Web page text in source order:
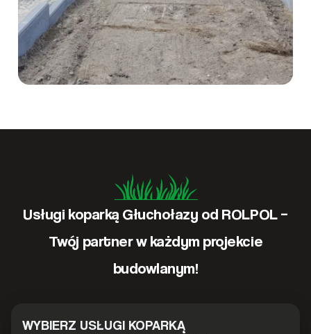
Usługi koparką Głuchołazy od ROLPOL –
Twój partner w każdym projekcie
budowlanym!
WYBIERZ USŁUGI KOPARKĄ